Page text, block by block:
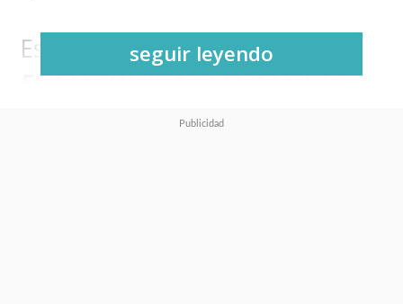
Estamos hablando deRooster
Fighter (Niwatori Fighter), la
adaptación del popular manga
seguir leyendo